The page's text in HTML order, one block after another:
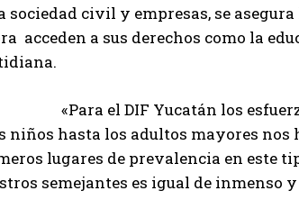
sociedad civil y empresas, se
acceden a sus derechos como la
«Para el DIF Yucatán los
niños hasta los adultos mayores nos
lugares de prevalencia en este
semejantes es igual de inmenso